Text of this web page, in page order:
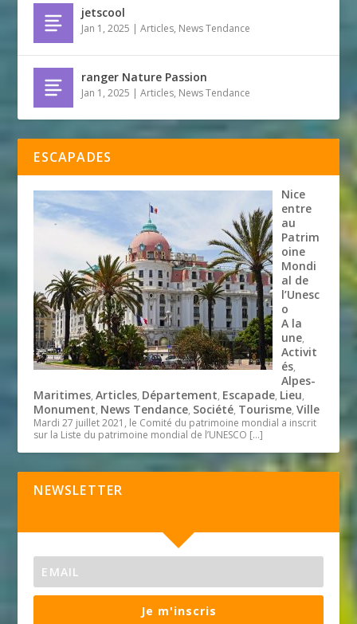
jetscool
Jan 1, 2025 |Articles, News Tendance
ranger Nature Passion
Jan 1, 2025 |Articles, News Tendance
ESCAPADES
Nice
entre
au
Patrim
oine
Mondi
al de
l’Unesc
o
A la
une,
Activit
és,
Alpes-
Maritimes,Articles, Département, Escapade, Lieu,
Monument, News Tendance, Société, Tourisme,Ville
Mardi 27 juillet 2021, le Comité du patrimoine mondial a inscrit
sur la Liste du patrimoine mondial de l’UNESCO […]
NEWSLETTER
Je m'inscris